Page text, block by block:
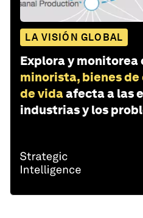
LA VISIÓN GLOBAL
Explora y monitorea
minorista, bienes
de vidaafecta a las
industrias y los